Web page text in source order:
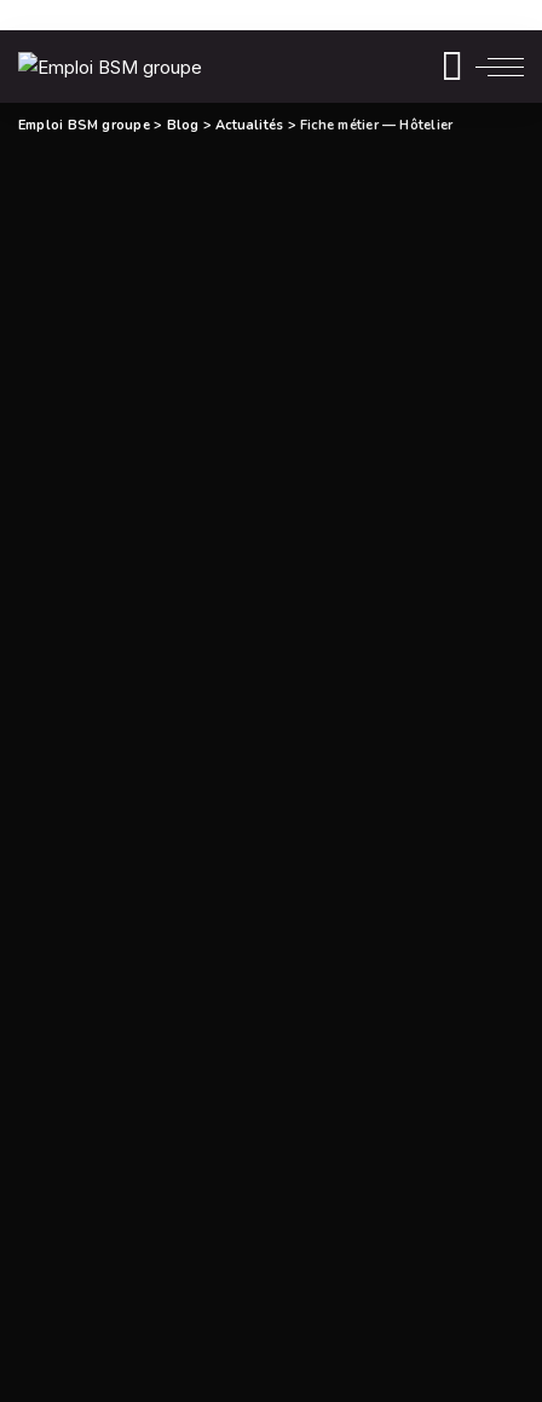
Emploi BSM groupe> Blog >Actualités >Fiche métier — Hôtelier